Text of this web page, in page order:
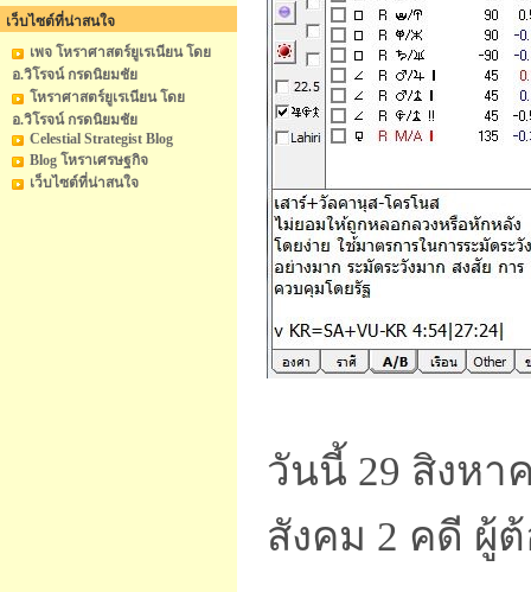
เว็บไซต์ที่น่าสนใจ
เพจ โหราศาสตร์ยูเรเนียน โดย
อ.วิโรจน์ กรดนิยมชัย
โหราศาสตร์ยูเรเนียน โดย
อ.วิโรจน์ กรดนิยมชัย
Celestial Strategist Blog
Blog โหราเศรษฐกิจ
เว็บไซต์ที่น่าสนใจ
วันนี้ 29 สิงหา
สังคม 2 คดี ผู้